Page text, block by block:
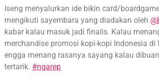
Iseng menyalurkan ide bikin card/
mengikuti sayembara yang diadakan oleh
kabar kalau masuk jadi finalis. Kalau
merchandise promosi kopi-kopi Indonesia di
engga menang rasanya sayang kalau
tertarik. #ngarep